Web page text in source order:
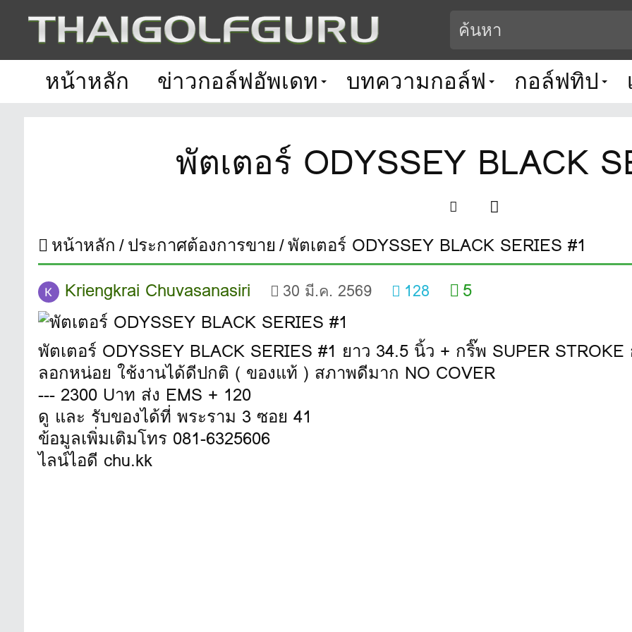
หน้าหลัก ข่าวกอล์ฟอัพเดท บทความกอล์ฟ กอล์ฟทิป
พัตเตอร์ ODYSSEY BLACK
หน้าหลัก ประกาศต้องการขาย พัตเตอร์ ODYSSEY BLACK SERIES #1
Kriengkrai Chuvasanasiri
30 มี.ค. 2569 128 5
พัตเตอร์ ODYSSEY BLACK SERIES #1 ยาว 34.5 นิ้ว + กริ๊พ SUPER
ลอกหน่อย ใช้งานได้ดีปกติ ( ของแท้ ) สภาพดีมาก NO COVER
--- 2300 Uาท ส่ง EMS + 120
ดู และ รับของได้ที่ พระราม 3 ซอย 41
ข้อมูลเพิ่มเติมโทร 081-6325606
ไลน์ไอดี chu.kk